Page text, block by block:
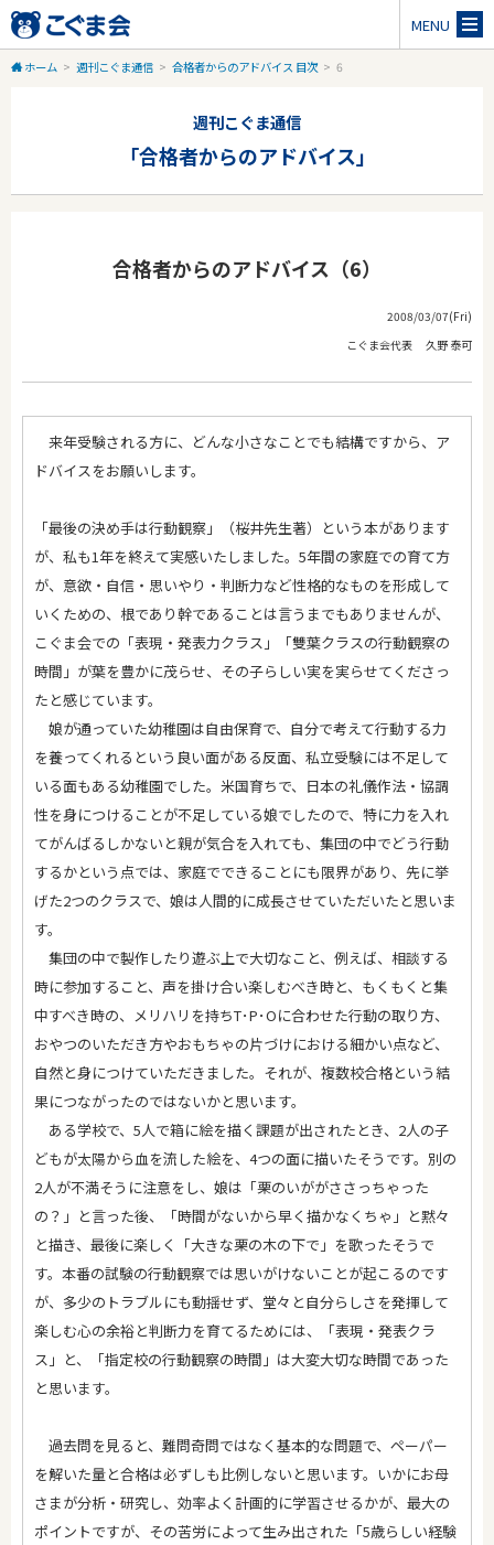
MENU
ホーム > 週刊こぐま通信 > 合格者からのアドバイス 目次 > 6
週刊こぐま通信
「合格者からのアドバイス」
合格者からのアドバイス（6）
2008/03/07(Fri)
こぐま会代表 久野 泰可
来年受験される方に、どんな小さなことでも結構ですから、ア
ドバイスをお願いします。
「最後の決め手は行動観察」（桜井先生著）という本があります
が、私も1年を終えて実感いたしました。5年間の家庭での育て方
が、意欲・自信・思いやり・判断力など性格的なものを形成して
いくための、根であり幹であることは言うまでもありませんが、
こぐま会での「表現・発表力クラス」「雙葉クラスの行動観察の
時間」が葉を豊かに茂らせ、その子らしい実を実らせてくださっ
たと感じています。
娘が通っていた幼稚園は自由保育で、自分で考えて行動する力
を養ってくれるという良い面がある反面、私立受験には不足して
いる面もある幼稚園でした。米国育ちで、日本の礼儀作法・協調
性を身につけることが不足している娘でしたので、特に力を入れ
てがんばるしかないと親が気合を入れても、集団の中でどう行動
するかという点では、家庭でできることにも限界があり、先に挙
げた2つのクラスで、娘は人間的に成長させていただいたと思いま
す。
集団の中で製作したり遊ぶ上で大切なこと、例えば、相談する
時に参加すること、声を掛け合い楽しむべき時と、もくもくと集
中すべき時の、メリハリを持ちT･P･Oに合わせた行動の取り方、
おやつのいただき方やおもちゃの片づけにおける細かい点など、
自然と身につけていただきました。それが、複数校合格という結
果につながったのではないかと思います。
ある学校で、5人で箱に絵を描く課題が出されたとき、2人の子
どもが太陽から血を流した絵を、4つの面に描いたそうです。別の
2人が不満そうに注意をし、娘は「栗のいががささっちゃった
の？」と言った後、「時間がないから早く描かなくちゃ」と黙々
と描き、最後に楽しく「大きな栗の木の下で」を歌ったそうで
す。本番の試験の行動観察では思いがけないことが起こるのです
が、多少のトラブルにも動揺せず、堂々と自分らしさを発揮して
楽しむ心の余裕と判断力を育てるためには、「表現・発表クラ
ス」と、「指定校の行動観察の時間」は大変大切な時間であった
と思います。
過去問を見ると、難問奇問ではなく基本的な問題で、ペーパー
を解いた量と合格は必ずしも比例しないと思います。いかにお母
さまが分析・研究し、効率よく計画的に学習させるかが、最大の
ポイントですが、その苦労によって生み出された「5歳らしい経験